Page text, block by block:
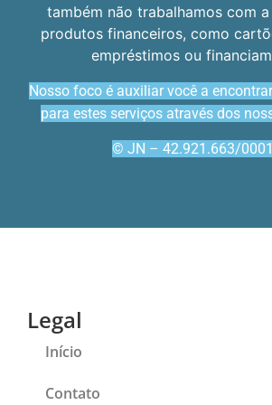
também não trabalhamos com
produtos financeiros, como
empréstimos ou
Nosso foco é auxiliar você a
para estes serviços através dos
© JN – 42.921.663/
Legal
Início
Contato